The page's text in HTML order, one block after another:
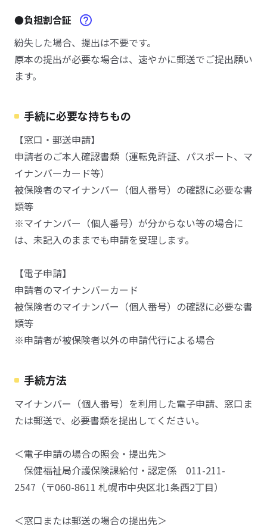
●負担割合証
紛失した場合、提出は不要です。
原本の提出が必要な場合は、速やかに郵送でご提出願い
ます。
手続に必要な持ちもの
【窓口・郵送申請】
申請者のご本人確認書類（運転免許証、パスポート、マ
イナンバーカード等）
被保険者のマイナンバー（個人番号）の確認に必要な書
類等
※マイナンバー（個人番号）が分からない等の場合に
は、未記入のままでも申請を受理します。
【電子申請】
申請者のマイナンバーカード
被保険者のマイナンバー（個人番号）の確認に必要な書
類等
※申請者が被保険者以外の申請代行による場合
手続方法
マイナンバー（個人番号）を利用した電子申請、窓口ま
たは郵送で、必要書類を提出してください。
＜電子申請の場合の照会・提出先＞
保健福祉局介護保険課給付・認定係 011-211-
2547（〒060-8611 札幌市中央区北1条西2丁目）
＜窓口または郵送の場合の提出先＞